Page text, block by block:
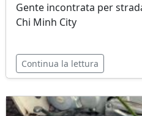
Gente incontrata per
Chi Minh City
Continua la lettura